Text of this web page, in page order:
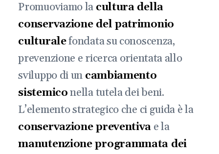
Promuoviamo la cultura della
conservazione del patrimonio
culturalefondata su conoscenza,
prevenzione e ricerca orientata allo
sviluppo di un cambiamento
sistemiconella tutela dei beni.
L’elemento strategico che ci guida è la
conservazione preventiva e la
manutenzione programmata dei